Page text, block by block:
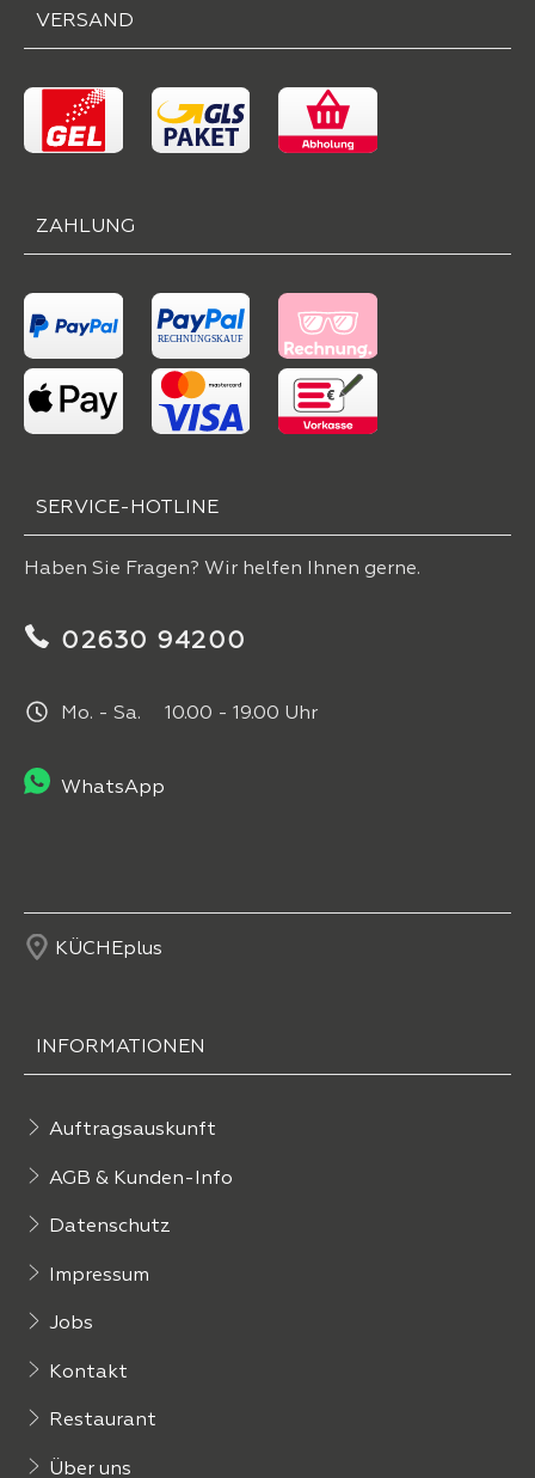
VERSAND
ZAHLUNG
SERVICE-HOTLINE
Haben Sie Fragen? Wir helfen Ihnen gerne.
02630 94200
Mo. - Sa. 10.00 - 19.00 Uhr
WhatsApp
KÜCHEplus
INFORMATIONEN
Auftragsauskunft
AGB & Kunden-Info
Datenschutz
Impressum
Jobs
Kontakt
Restaurant
Über uns